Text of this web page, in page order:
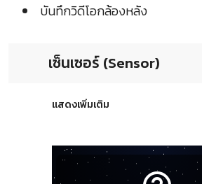
บันทึกวิดีโอกล้องหลัง
เซ็นเซอร์ (Sensor)
แสดงเพิ่มเติม